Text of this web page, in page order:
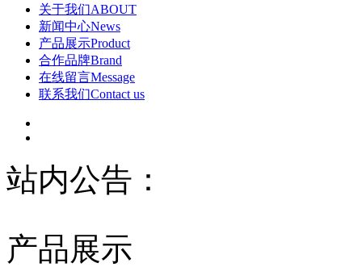
关于我们ABOUT
新闻中心News
产品展示Product
合作品牌Brand
在线留言Message
联系我们Contact us
站内公告：
产品展示